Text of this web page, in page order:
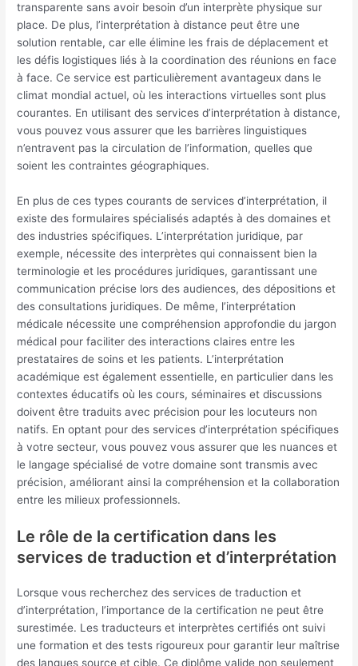
transparente sans avoir besoin d’un interprète physique sur
place. De plus, l’interprétation à distance peut être une
solution rentable, car elle élimine les frais de déplacement et
les défis logistiques liés à la coordination des réunions en face
à face. Ce service est particulièrement avantageux dans le
climat mondial actuel, où les interactions virtuelles sont plus
courantes. En utilisant des services d’interprétation à distance,
vous pouvez vous assurer que les barrières linguistiques
n’entravent pas la circulation de l’information, quelles que
soient les contraintes géographiques.
En plus de ces types courants de services d’interprétation, il
existe des formulaires spécialisés adaptés à des domaines et
des industries spécifiques. L’interprétation juridique, par
exemple, nécessite des interprètes qui connaissent bien la
terminologie et les procédures juridiques, garantissant une
communication précise lors des audiences, des dépositions et
des consultations juridiques. De même, l’interprétation
médicale nécessite une compréhension approfondie du jargon
médical pour faciliter des interactions claires entre les
prestataires de soins et les patients. L’interprétation
académique est également essentielle, en particulier dans les
contextes éducatifs où les cours, séminaires et discussions
doivent être traduits avec précision pour les locuteurs non
natifs. En optant pour des services d’interprétation spécifiques
à votre secteur, vous pouvez vous assurer que les nuances et
le langage spécialisé de votre domaine sont transmis avec
précision, améliorant ainsi la compréhension et la collaboration
entre les milieux professionnels.
Le rôle de la certification dans les
services de traduction et d’interprétation
Lorsque vous recherchez des services de traduction et
d’interprétation, l’importance de la certification ne peut être
surestimée. Les traducteurs et interprètes certifiés ont suivi
une formation et des tests rigoureux pour garantir leur maîtrise
des langues source et cible. Ce diplôme valide non seulement